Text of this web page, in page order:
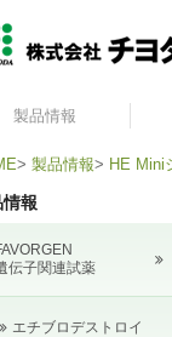
製品情報
> 製品情報> HE Mini
報
伝子関連試薬
エチブロデストロイ